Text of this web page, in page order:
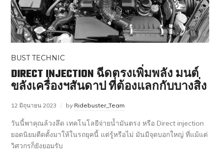
BUST TECHNIC
DIRECT INJECTION ฉีดตรงเพิ่มพลัง มนต์
ขลังเครื่องฯสันดาป ที่ต้องแลกกับบางสิ่ง
12 มิถุนายน 2023 by Ridebuster_Team
วันนี้พาคุณล้วงลึด เทคโนโลยีจ่ายน้ำมันตรง หรือ Direct injection
ยอดนิยมตืดตั้งมาให้ในรถยุคนี้ แต่รู้หรือไม่ มันมีจุดบอกใหญ่ ที่แม้แต่
วิศวกรก็ยังยอมรับ